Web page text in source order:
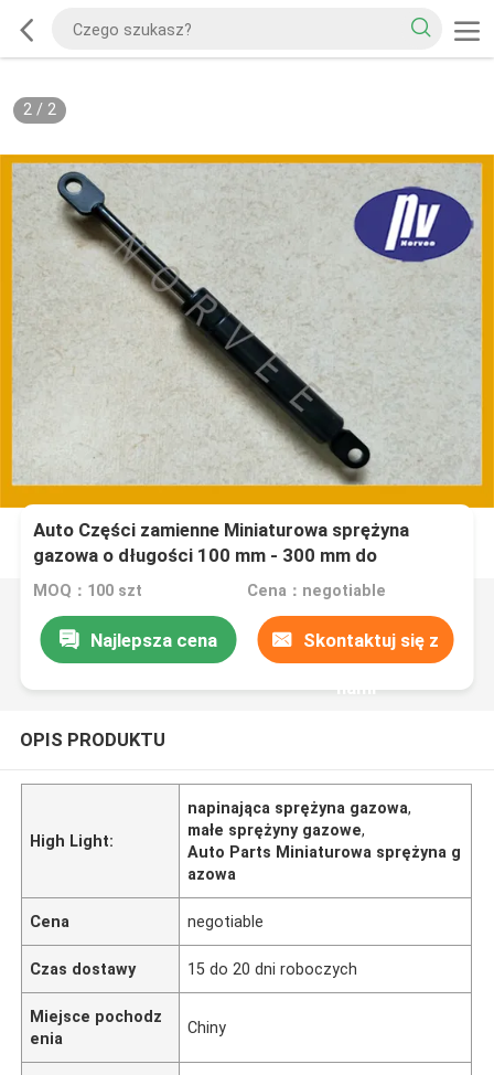
2/ 2
Auto Części zamienne Miniaturowa sprężyna
gazowa o długości 100 mm - 300 mm do
samochodów
MOQ：100 szt Cena：negotiable
Najlepsza cena Skontaktuj się z
nami
OPIS PRODUKTU
High Light:
napinająca sprężyna gazowa,
małe sprężyny gazowe,
Auto Parts Miniaturowa sprężyna g
azowa
Cena negotiable
Czas dostawy 15 do 20 dni roboczych
Miejsce pochodz
enia
Chiny